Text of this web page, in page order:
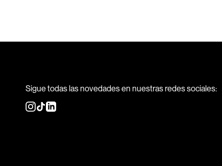
Sigue todas las novedades en nuestras redes sociales:
Instagram
TikTokLinkedin